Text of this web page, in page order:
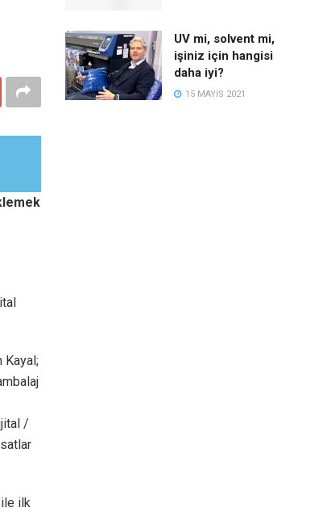
Kayal;
/
ilk
UV mi, solvent mi,
işiniz için hangisi
daha iyi?
15 MAYIS 2021